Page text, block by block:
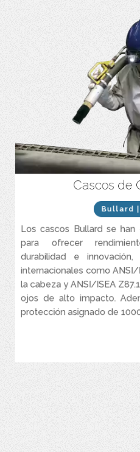
Cascos de
Bullard
Los cascos Bullard se han
para ofrecer
durabilidad e
internacionales como
la cabeza y ANSI/ISEA
ojos de alto impacto.
protección asignado de
Excelente protección de la
Diseños
Una talla para